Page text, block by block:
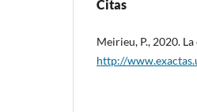
Citas
Meirieu, P., 2020.
http://